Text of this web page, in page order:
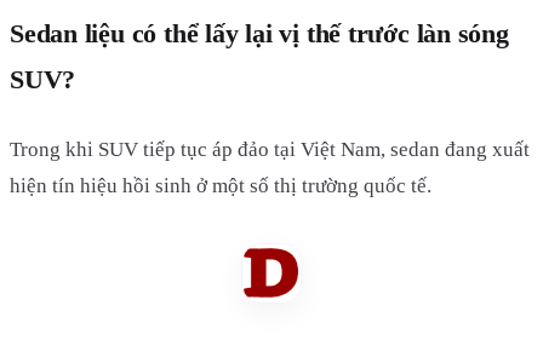
Sedan liệu có thể lấy lại vị thế trước làn sóng
SUV?
Trong khi SUV tiếp tục áp đảo tại Việt Nam, sedan đang xuất
hiện tín hiệu hồi sinh ở một số thị trường quốc tế.